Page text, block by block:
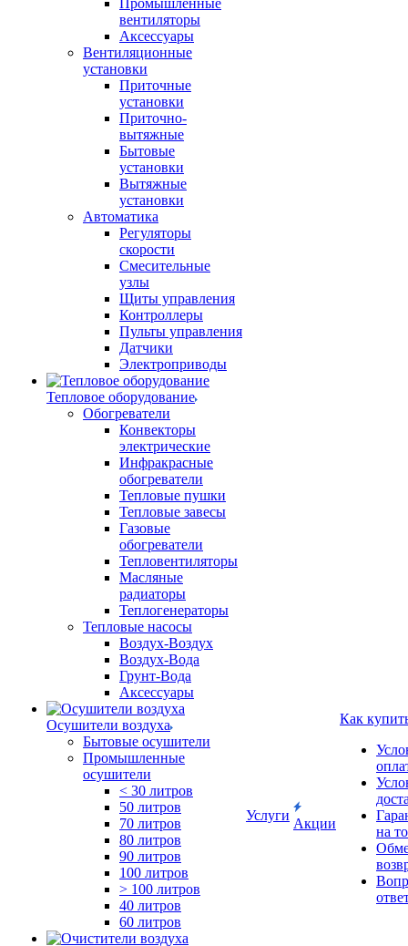
Промышленные
вентиляторы
Аксессуары
Вентиляционные
установки
Приточные
установки
Приточно-
вытяжные
Бытовые
установки
Вытяжные
установки
Автоматика
Регуляторы
скорости
Смесительные
узлы
Щиты управления
Контроллеры
Пульты управления
Датчики
Электроприводы
Тепловое оборудование
Обогреватели
Конвекторы
электрические
Инфракрасные
обогреватели
Тепловые пушки
Тепловые завесы
Газовые
обогреватели
Тепловентиляторы
Масляные
радиаторы
Теплогенераторы
Тепловые насосы
Воздух-Воздух
Воздух-Вода
Грунт-Вода
Аксессуары
Осушители воздуха
Бытовые осушители
Промышленные
осушители
< 30 литров
50 литров
70 литров
80 литров
90 литров
100 литров
> 100 литров
40 литров
60 литров
Услуги
Акции
Как
на